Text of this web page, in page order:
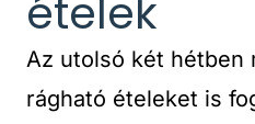
ételek
Az utolsó két hétben
rágható ételeket is